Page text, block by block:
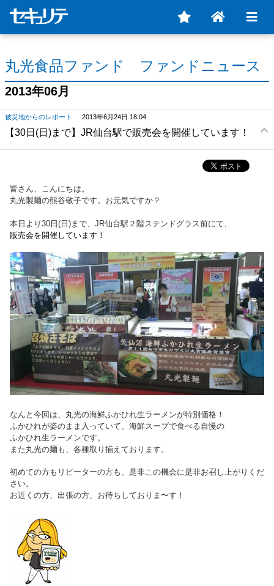
丸光食品ファンド ファンドニュース
2013年06月
被災地からのレポート 2013年6月24日 18:04
【30日(日)まで】JR仙台駅で販売会を開催しています！
皆さん、こんにちは。
丸光製麺の熊谷敬子です。お元気ですか？
本日より30日(日)まで、JR仙台駅２階ステンドグラス前にて、
販売会を開催しています！
なんと今回は、丸光の海鮮ふかひれ生ラーメンが特別価格！
ふかひれが姿のまま入っていて、海鮮スープで食べる自慢の
ふかひれ生ラーメンです。
また丸光の麺も、各種取り揃えております。
初めての方もリピーターの方も、是非この機会に是非お召し上がりくだ
さい。
お近くの方、出張の方、お待ちしておりま〜す！